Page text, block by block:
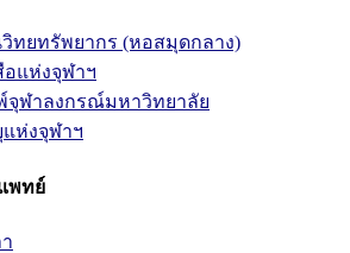
ทยทรัพยากร (หอสมุดกลาง)
แห่งจุฬาฯ
จุฬาลงกรณ์มหาวิทยาลัย
ห่งจุฬาฯ
พทย์